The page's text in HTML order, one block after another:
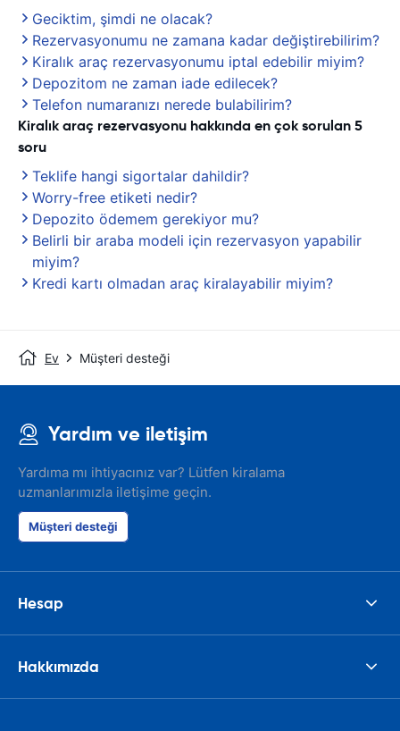
Geciktim, şimdi ne olacak?
Rezervasyonumu ne zamana kadar değiştirebilirim?
Kiralık araç rezervasyonumu iptal edebilir miyim?
Depozitom ne zaman iade edilecek?
Telefon numaranızı nerede bulabilirim?
Kiralık araç rezervasyonu hakkında en çok sorulan 5
soru
Teklife hangi sigortalar dahildir?
Worry-free etiketi nedir?
Depozito ödemem gerekiyor mu?
Belirli bir araba modeli için rezervasyon yapabilir
miyim?
Kredi kartı olmadan araç kiralayabilir miyim?
Ev Müşteri desteği
Yardım ve iletişim
Yardıma mı ihtiyacınız var? Lütfen kiralama
uzmanlarımızla iletişime geçin.
Müşteri desteği
Hesap
Hakkımızda